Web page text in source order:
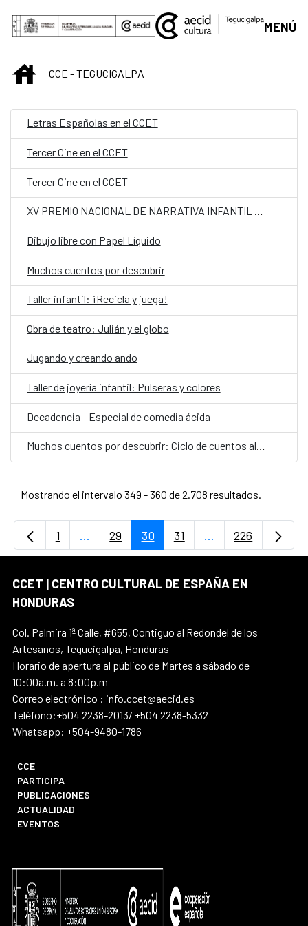
Saltar al contenido principal
MENÚ
INICIOCCE - TEGUCIGALPA
Letras Españolas en el CCET
Tercer Cine en el CCET
Tercer Cine en el CCET
XV PREMIO NACIONAL DE NARRATIVA INFANTIL Y JUVENIL
Dibujo libre con Papel Líquido
Muchos cuentos por descubrir
Taller infantil: ¡Recicla y juega!
Obra de teatro: Julián y el globo
Jugando y creando ando
Taller de joyería infantil: Pulseras y colores
Decadencia - Especial de comedia ácida
Muchos cuentos por descubrir: Ciclo de cuentos al ritmo de la tierra
Mostrando el intervalo 349 - 360 de 2.708 resultados.
Página
1 ...Páginas intermedias Use TAB para
Página
29 Página
30 Página
31 ...PáginasPágina
226
CCET | CENTRO CULTURAL DE ESPAÑA EN
HONDURAS
Col. Palmira 1ª Calle, #655, Contiguo al Redondel de los
Artesanos, Tegucigalpa, Honduras
Horario de apertura al público de Martes a sábado de
10:00a.m. a 8:00p.m
Correo electrónico : info.ccet@aecid.es
Teléfono:+504 2238-2013/ +504 2238-5332
Whatsapp: +504-9480-1786
CCE
PARTICIPA
PUBLICACIONES
ACTUALIDAD
EVENTOS